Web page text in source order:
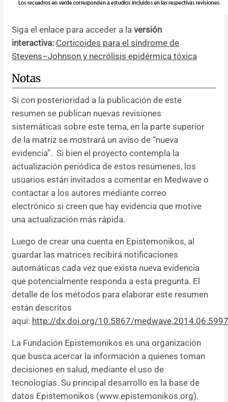
Siga el enlace para acceder a la versión
interactiva: Corticoides para el síndrome de
Stevens–Johnson y necrólisis epidérmica tóxica
Notas
Si con posterioridad a la publicación de este
resumen se publican nuevas revisiones
sistemáticas sobre este tema, en la parte superior
de la matriz se mostrará un aviso de “nueva
evidencia”. Si bien el proyecto contempla la
actualización periódica de estos resúmenes, los
usuarios están invitados a comentar en Medwave o
contactar a los autores mediante correo
electrónico si creen que hay evidencia que motive
una actualización más rápida.
Luego de crear una cuenta en Epistemonikos, al
guardar las matrices recibirá notificaciones
automáticas cada vez que exista nueva evidencia
que potencialmente responda a esta pregunta. El
detalle de los métodos para elaborar este resumen
están descritos
aquí: http://dx.doi.org/10.5867/medwave.2014.06.5997
La Fundación Epistemonikos es una organización
que busca acercar la información a quienes toman
decisiones en salud, mediante el uso de
tecnologías. Su principal desarrollo es la base de
datos Epistemonikos (www.epistemonikos.org).